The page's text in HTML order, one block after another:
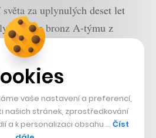
za uplynulých deset let
Ovšem bronz A-týmu z
juniorů
– a teď další účast v bitvě
šampionátu – mohou být
užší elitu.
v následujících měsících nabýt
vaše nastavení a preferencí,
našich stránek, zprostředkování
a k personalizaci obsahu … Číst